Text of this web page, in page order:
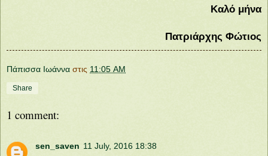
Καλό μήνα
Πατριάρχης Φώτιος
Πάπισσα Ιωάννα στις 11:05 AM
Share
1 comment:
sen_saven 11 July, 2016 18:38